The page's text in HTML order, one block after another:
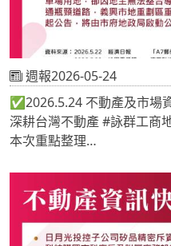
週報2026-05-24
✅2026.5.24 不動產及市場
深耕台灣不動產 #詠群工商
本次重點整理
📍流亞科技成立35年重要
📍桃園平鎮土地荒廢40年
《 #地產專家🔎關注詠群